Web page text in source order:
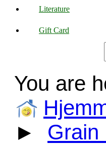
Literature
Gift Card
You are
►
Grain